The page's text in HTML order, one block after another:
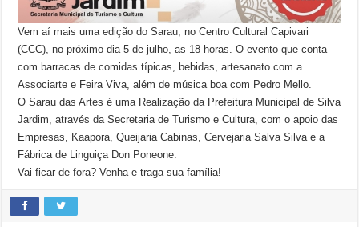
Vem aí mais uma edição do Sarau, no Centro Cultural Capivari
(CCC), no próximo dia 5 de julho, as 18 horas. O evento que conta
com barracas de comidas típicas, bebidas, artesanato com a
Associarte e Feira Viva, além de música boa com Pedro Mello.
O Sarau das Artes é uma Realização da Prefeitura Municipal de Silva
Jardim, através da Secretaria de Turismo e Cultura, com o apoio das
Empresas, Kaapora, Queijaria Cabinas, Cervejaria Salva Silva e a
Fábrica de Linguiça Don Poneone.
Vai ficar de fora? Venha e traga sua família!